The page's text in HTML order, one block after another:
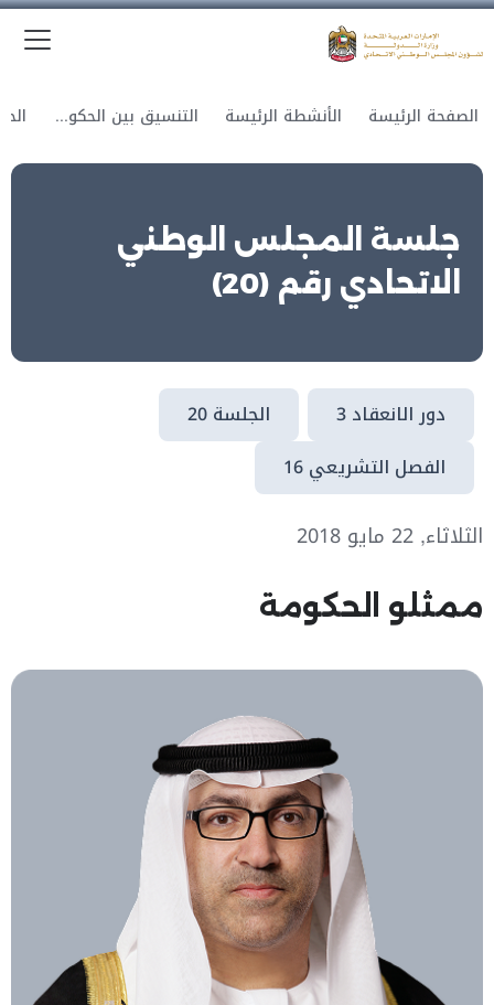
الصفحة الرئيسة الأنشطة الرئيسة التنسيق بين الحكومة والمجلس
جلسة المجلس الوطني
الاتحادي رقم (20)
دور الانعقاد 3
الجلسة 20
الفصل التشريعي 16
الثلاثاء, 22 مايو 2018
ممثلو الحكومة